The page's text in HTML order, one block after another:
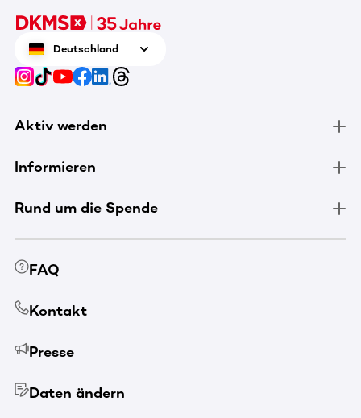
Deutschland
Aktiv werden
Informieren
Rund um die Spende
FAQ
Kontakt
Presse
Daten ändern